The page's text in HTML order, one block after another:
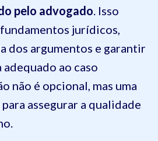
pelo advogado. Isso
jurídicos,
dos argumentos e garantir
ao caso
não é opcional, mas uma
assegurar a qualidade